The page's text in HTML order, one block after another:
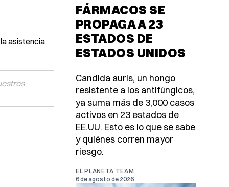
asistencia
FÁRMACOS SE
PROPAGA A 23
ESTADOS DE
ESTADOS UNIDOS
Candida auris, un hongo
resistente a los antifúngicos,
ya suma más de 3,000 casos
activos en 23 estados de
EE.UU. Esto es lo que se sabe
y quiénes corren mayor
riesgo.
EL PLANETA TEAM
6 de agosto de 2026